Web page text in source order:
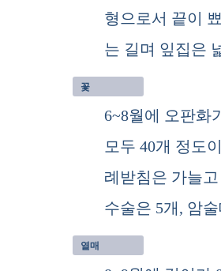
형으로서 끝이
는 길며 잎집은
꽃
6~8월에 오판화
모두 40개 정도
례받침은 가늘
수술은 5개, 암
열매